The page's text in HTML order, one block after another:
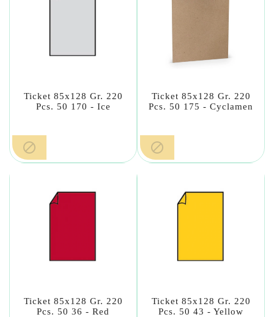
Ticket 85x128 Gr. 220
Pcs. 50 170 - Ice

Ticket 85x128 Gr. 220
Pcs. 50 175 - Cyclamen

Ticket 85x128 Gr. 220
Pcs. 50 36 - Red
Ticket 85x128 Gr. 220
Pcs. 50 43 - Yellow